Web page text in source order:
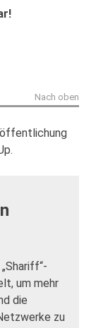
Nach oben
um mehr
die
zu